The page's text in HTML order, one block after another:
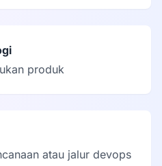
produk
atau jalur devops